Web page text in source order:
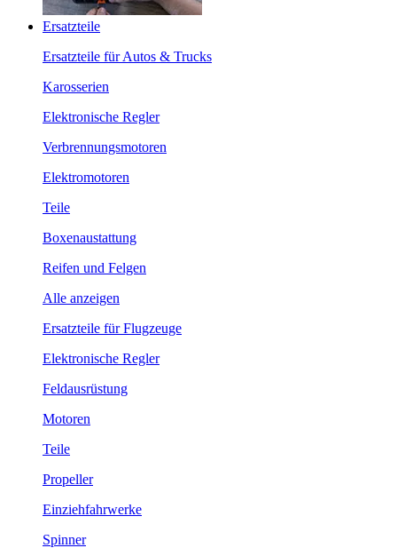
Ersatzteile
Ersatzteile für Autos & Trucks
Karosserien
Elektronische Regler
Verbrennungsmotoren
Elektromotoren
Teile
Boxenaustattung
Reifen und Felgen
Alle anzeigen
Ersatzteile für Flugzeuge
Elektronische Regler
Feldausrüstung
Motoren
Teile
Propeller
Einziehfahrwerke
Spinner